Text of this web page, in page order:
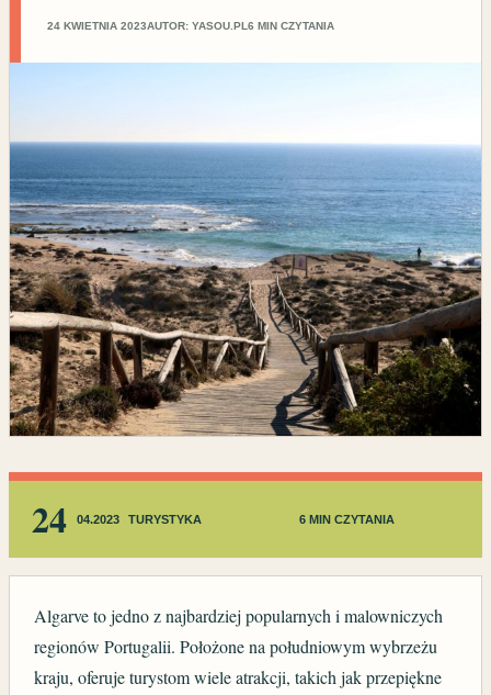
24 KWIETNIA 2023AUTOR: YASOU.PL 6 MIN CZYTANIA
24 04.2023 TURYSTYKA 6 MIN CZYTANIA
Algarve to jedno z najbardziej popularnych i malowniczych
regionów Portugalii. Położone na południowym wybrzeżu
kraju, oferuje turystom wiele atrakcji, takich jak przepiękne